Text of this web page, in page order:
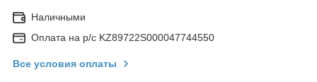
Наличными
Оплата на р/с KZ89722S000047744550
Все условия оплаты